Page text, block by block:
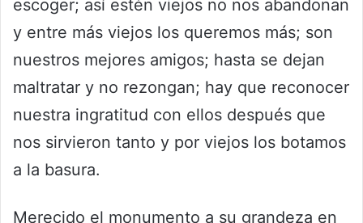
escoger; así estén viejos no nos abandonan
y entre más viejos los queremos más; son
nuestros mejores amigos; hasta se dejan
maltratar y no rezongan; hay que reconocer
nuestra ingratitud con ellos después que
nos sirvieron tanto y por viejos los botamos
a la basura.
Merecido el monumento a su grandeza en